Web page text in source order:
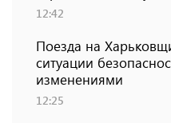
12:42
Поезда на
ситуации
изменениями
12:25